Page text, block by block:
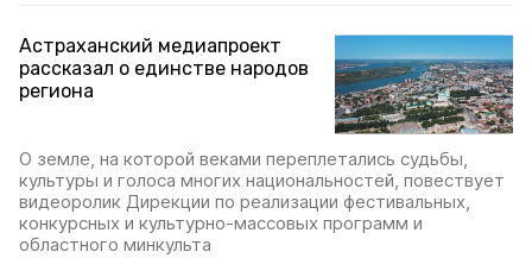
Астраханский медиапроект
рассказал о единстве народов
региона
О земле, на которой веками переплетались судьбы,
культуры и голоса многих национальностей, повествует
видеоролик Дирекции по реализации фестивальных,
конкурсных и культурно-массовых программ и
областного минкульта